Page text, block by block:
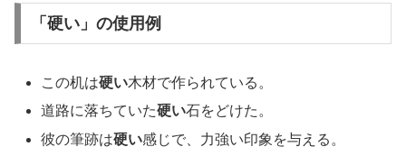
「硬い」の使用例
この机は硬い木材で作られている。
道路に落ちていた硬い石をどけた。
彼の筆跡は硬い感じで、力強い印象を与える。